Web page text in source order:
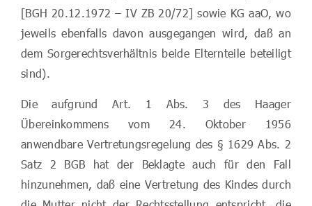
[BGH 20.12.1972 – IV ZB 20/72] sowie KG aaO, wo
jeweils ebenfalls davon ausgegangen wird, daß an
dem Sorgerechtsverhältnis beide Elternteile beteiligt
sind).
Die aufgrund Art. 1 Abs. 3 des Haager
Übereinkommens vom 24. Oktober 1956
anwendbare Vertretungsregelung des § 1629 Abs. 2
Satz 2 BGB hat der Beklagte auch für den Fall
hinzunehmen, daß eine Vertretung des Kindes durch